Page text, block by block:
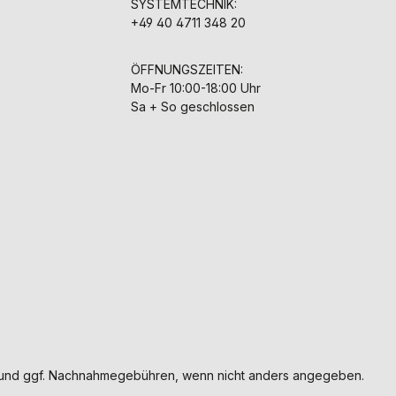
SYSTEMTECHNIK:
+49 40 4711 348 20
ÖFFNUNGSZEITEN:
Mo-Fr 10:00-18:00 Uhr
Sa + So geschlossen
ggf. Nachnahmegebühren, wenn nicht anders angegeben.